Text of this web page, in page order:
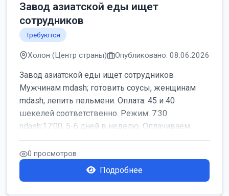
Завод азиатской еды ищет
сотрудников
Требуются
Холон (Центр страны) Опубликовано: 08.06.2026
Завод азиатской еды ищет сотрудников
Мужчинам mdash; готовить соусы, женщинам
mdash; лепить пельмени. Оплата: 45 и 40
шекелей соответственно. Режим: 7:30
ndash;17:00, 5-6 дней в неделю. Оплачиваем
дор...
0 просмотров
Подробнее